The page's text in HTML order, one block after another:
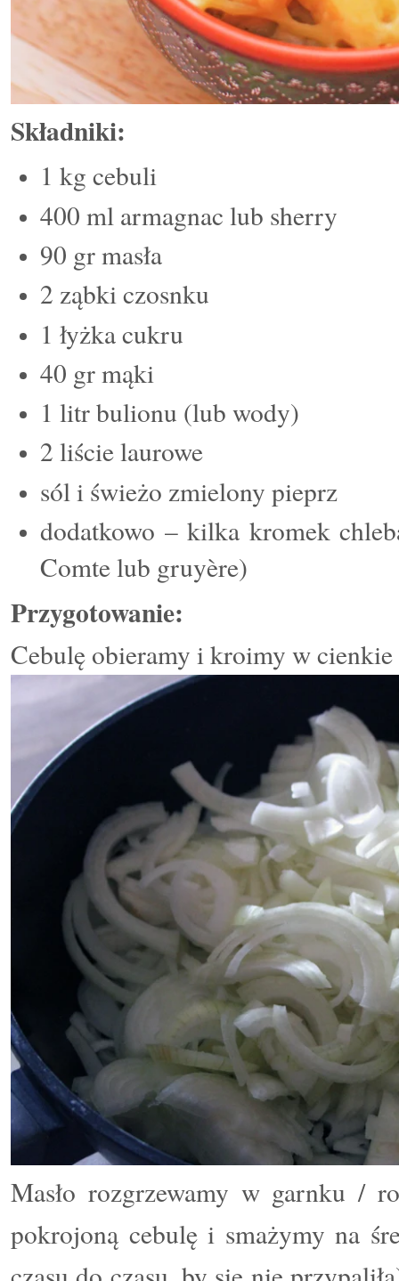
Składniki:
1 kg cebuli
400 ml armagnac lub sherry
90 gr masła
2 ząbki czosnku
1 łyżka cukru
40 gr mąki
1 litr bulionu (lub wody)
2 liście laurowe
sól i świeżo zmielony pieprz
dodatkowo – kilka kromek
Comte lub gruyère)
Przygotowanie:
Cebulę obieramy i kroimy w
Masło rozgrzewamy w garnku /
pokrojoną cebulę i smażymy na